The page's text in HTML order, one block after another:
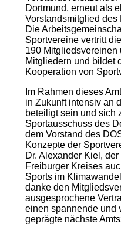
Dortmund, erneut als
Vorstandsmitglied
Die
Sportvereine vertritt
190 Mitgliedsvereinen
Mitgliedern und bildet
Kooperation von
Im Rahmen dieses
in Zukunft intensiv an
beteiligt sein und sich
Sportausschuss des
dem Vorstand des
Konzepte der
Dr. Alexander Kiel,
Freiburger Kreises
Sports im
danke den
ausgesprochene
einen spannende und
geprägte nächste